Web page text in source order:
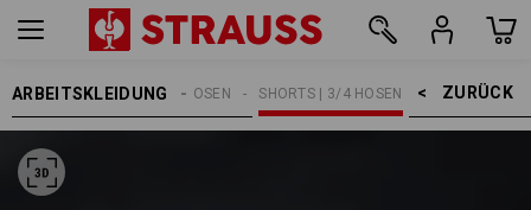
ARBEITSKLEIDUNG ZURÜCK    >
SHORTS | 3/4 HOSEN
ARBEITSHOSEN
HERREN